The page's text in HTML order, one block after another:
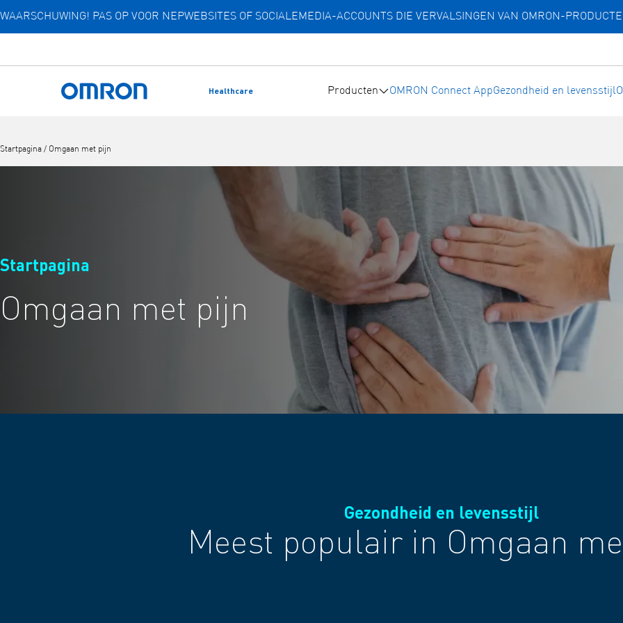
Overslaan
hoofdinhoud
WAARSCHUWING! PAS OP VOOR NEPWEBSITES OF SOCIALEMEDIA-ACCOUNTS DIE VERVALSINGEN VAN OMRON-
Terug naar home
Healthcare Producten OMRON Connect AppGezondheid en levensstijl
Startpagina / Omgaan met pijn
Startpagina
Omgaan met pijn
Gezondheid en levensstijl
Meest populair in Omgaan